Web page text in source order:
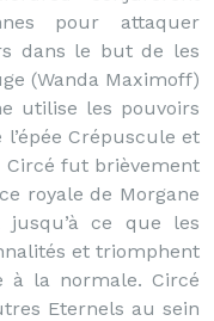
pour attaquer
dans le but de les
(Wanda Maximoff)
utilise les pouvoirs
Crépuscule et
Circé fut brièvement
royale de Morgane
ce que les
et triomphent
à la normale. Circé
Eternels au sein